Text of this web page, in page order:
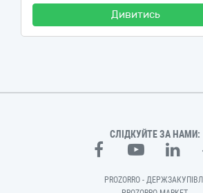
Дивитись
СЛІДКУЙТЕ ЗА НАМИ:
PROZORRO - ДЕРЖЗАКУПІВЛІ